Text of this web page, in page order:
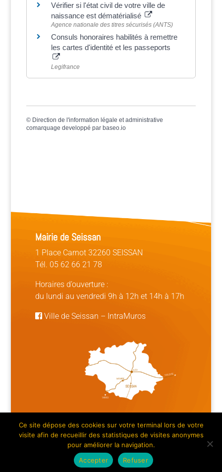
Vérifier si l'état civil de votre ville de
naissance est dématérialisé
Agence nationale des titres sécurisés (ANTS)
Consuls honoraires habilités à remettre
les cartes d'identité et les passeports
Legifrance
© Direction de l'information légale et administrative
comarquage developpé par baseo.io
Mairie de Seissan
1 Place Carnot 32260 SEISSAN
Tél. 05 62 66 21 78
Horaires d’ouverture :
du lundi au vendredi 9h à 12h et 14h à 17h
Ville de Seissan – IntraMuros
Mentions légales | Crédits |Plan du site
Ce site dépose des cookies sur votre terminal lors de votre
visite afin de recueillir des statistiques de visites anonymes
pour améliorer la navigation.
Accepter
Refuser